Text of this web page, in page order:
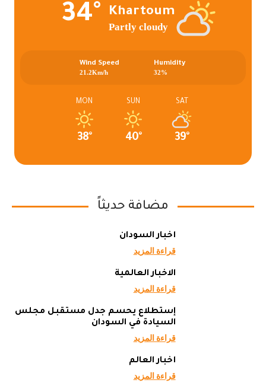
Khartoum
Partly cloudy
34°
Humidity
32%
Wind Speed
21.2Km/h
SAT
39°
SUN
40°
MON
38°
مضافة حديثاً
أخبار السودان
قراءة المزيد
الاخبار العالمية
قراءة المزيد
إستطلاع يحسم جدل مستقبل مجلس
السيادة في السودان
قراءة المزيد
أخبار العالم
قراءة المزيد